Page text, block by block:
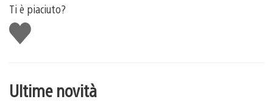
Ti è piaciuto?
Mi
piace
Ultime novità